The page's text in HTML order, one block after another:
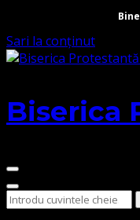
Sari la conținut
Biserica
Cauți
ceva?